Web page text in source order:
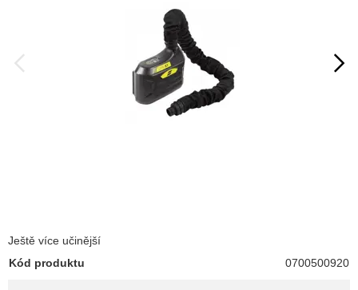
Ještě více učinější
Kód produktu
0700500920